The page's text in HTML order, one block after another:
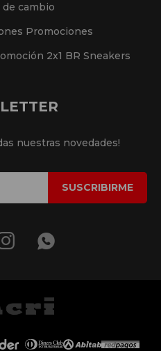
cambio
Promociones
2x1 BR Sneakers
nuestras novedades!
SUSCRIBIRME
